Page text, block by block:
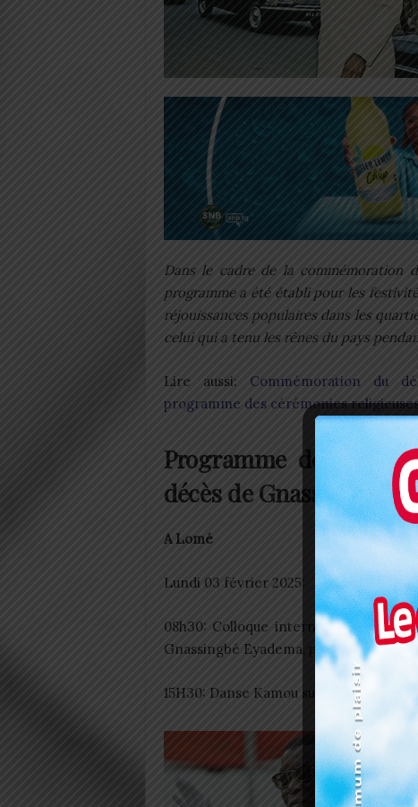
Dans le cadre de la commémoration
programme a été établi pour les
réjouissances populaires dans les
celui qui a tenu les rênes du pays
Lire aussi: Commémoration du
programme des cérémonies
Programme des
décès de Gnassingbé
A Lomé
Lundi 03 février 2025:
08h30: Colloque international à
Gnassingbé Eyadema, père de la nation
15H30: Danse Kamou sur le terrain